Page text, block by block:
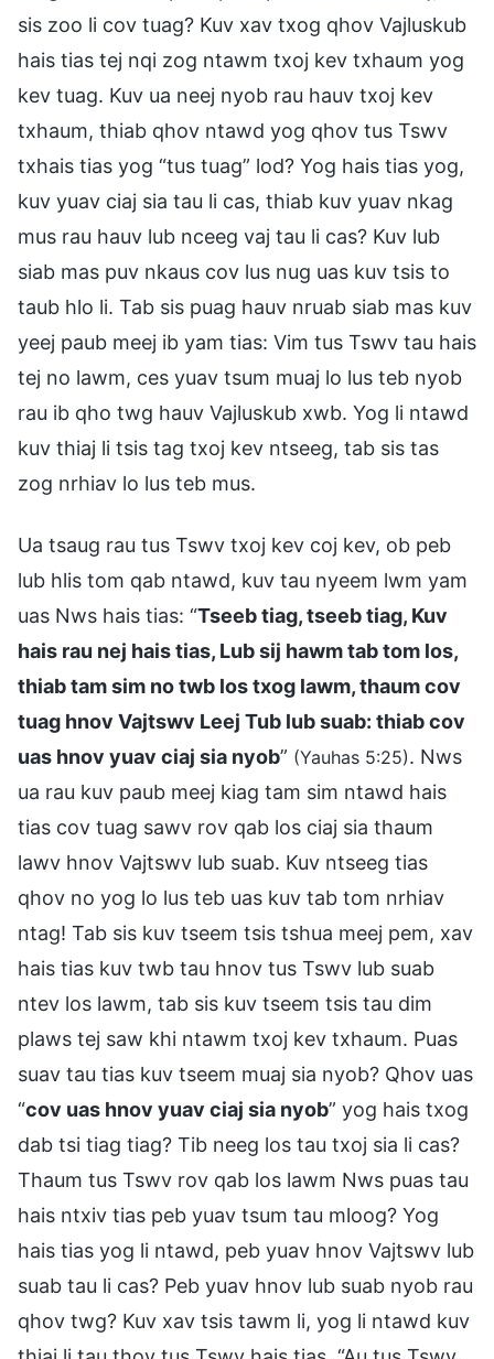
sis zoo li cov tuag? Kuv xav txog qhov Vajluskub
hais tias tej nqi zog ntawm txoj kev txhaum yog
kev tuag. Kuv ua neej nyob rau hauv txoj kev
txhaum, thiab qhov ntawd yog qhov tus Tswv
txhais tias yog “tus tuag” lod? Yog hais tias yog,
kuv yuav ciaj sia tau li cas, thiab kuv yuav nkag
mus rau hauv lub nceeg vaj tau li cas? Kuv lub
siab mas puv nkaus cov lus nug uas kuv tsis to
taub hlo li. Tab sis puag hauv nruab siab mas kuv
yeej paub meej ib yam tias: Vim tus Tswv tau hais
tej no lawm, ces yuav tsum muaj lo lus teb nyob
rau ib qho twg hauv Vajluskub xwb. Yog li ntawd
kuv thiaj li tsis tag txoj kev ntseeg, tab sis tas
zog nrhiav lo lus teb mus.
Ua tsaug rau tus Tswv txoj kev coj kev, ob peb
lub hlis tom qab ntawd, kuv tau nyeem lwm yam
uas Nws hais tias: “Tseeb tiag, tseeb tiag, Kuv
hais rau nej hais tias, Lub sij hawm tab tom los,
thiab tam sim no twb los txog lawm, thaum cov
tuag hnov Vajtswv Leej Tub lub suab: thiab cov
uas hnov yuav ciaj sia nyob” (Yauhas 5:25). Nws
ua rau kuv paub meej kiag tam sim ntawd hais
tias cov tuag sawv rov qab los ciaj sia thaum
lawv hnov Vajtswv lub suab. Kuv ntseeg tias
qhov no yog lo lus teb uas kuv tab tom nrhiav
ntag! Tab sis kuv tseem tsis tshua meej pem, xav
hais tias kuv twb tau hnov tus Tswv lub suab
ntev los lawm, tab sis kuv tseem tsis tau dim
plaws tej saw khi ntawm txoj kev txhaum. Puas
suav tau tias kuv tseem muaj sia nyob? Qhov uas
“cov uas hnov yuav ciaj sia nyob” yog hais txog
dab tsi tiag tiag? Tib neeg los tau txoj sia li cas?
Thaum tus Tswv rov qab los lawm Nws puas tau
hais ntxiv tias peb yuav tsum tau mloog? Yog
hais tias yog li ntawd, peb yuav hnov Vajtswv lub
suab tau li cas? Peb yuav hnov lub suab nyob rau
qhov twg? Kuv xav tsis tawm li, yog li ntawd kuv